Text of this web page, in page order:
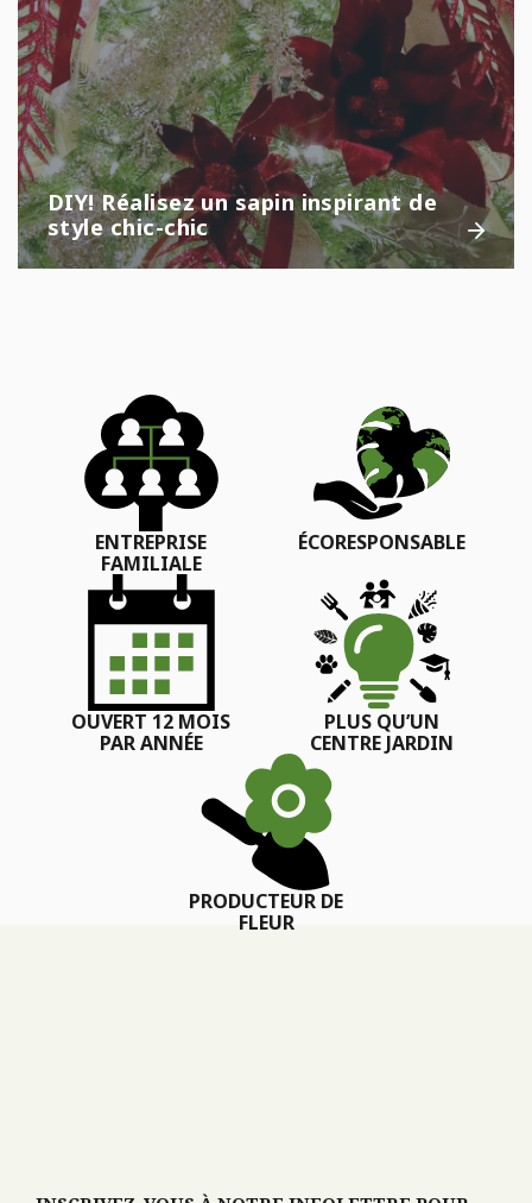
DIY! Réalisez un sapin inspirant de
style chic-chic
ENTREPRISE
FAMILIALE
ÉCORESPONSABLE
OUVERT 12 MOIS
PAR ANNÉE
PLUS QU’UN
CENTRE JARDIN
PRODUCTEUR DE
FLEUR